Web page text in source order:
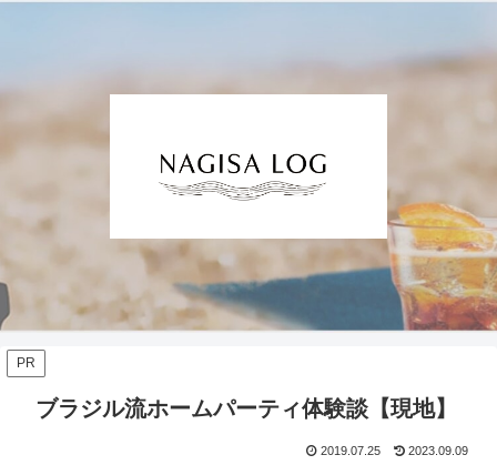
PR
ブラジル流ホームパーティ体験談【現地】
2019.07.25 2023.09.09